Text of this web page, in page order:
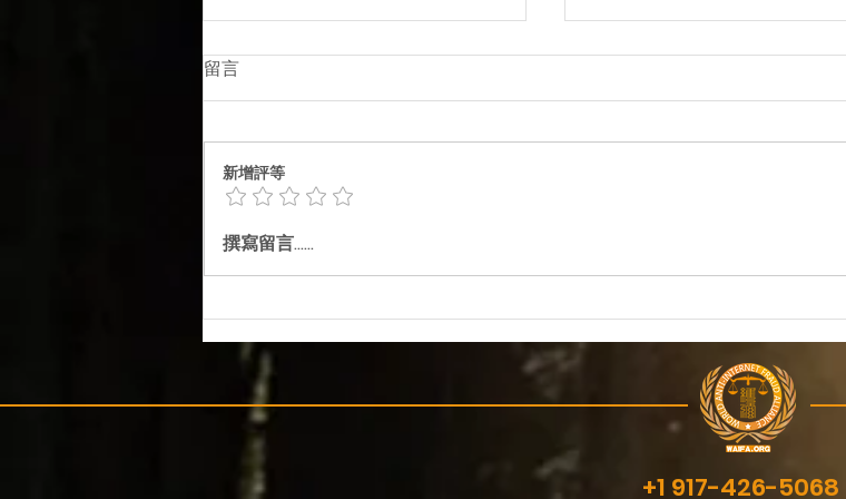
电话诈骗和语音钓鱼
留言
新增評等
撰寫留言......
+1 917-426-5068